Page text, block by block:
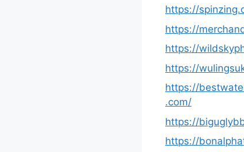
https://
https://
https://
https://
https://
.com/
https://
https://